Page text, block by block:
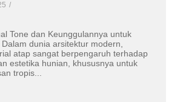
/
Tone dan Keunggulannya untuk
dunia arsitektur modern,
atap sangat berpengaruh terhadap
estetika hunian, khususnya untuk
tropis...